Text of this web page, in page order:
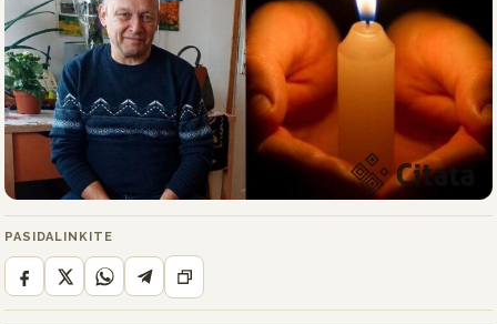
PASIDALINKITE